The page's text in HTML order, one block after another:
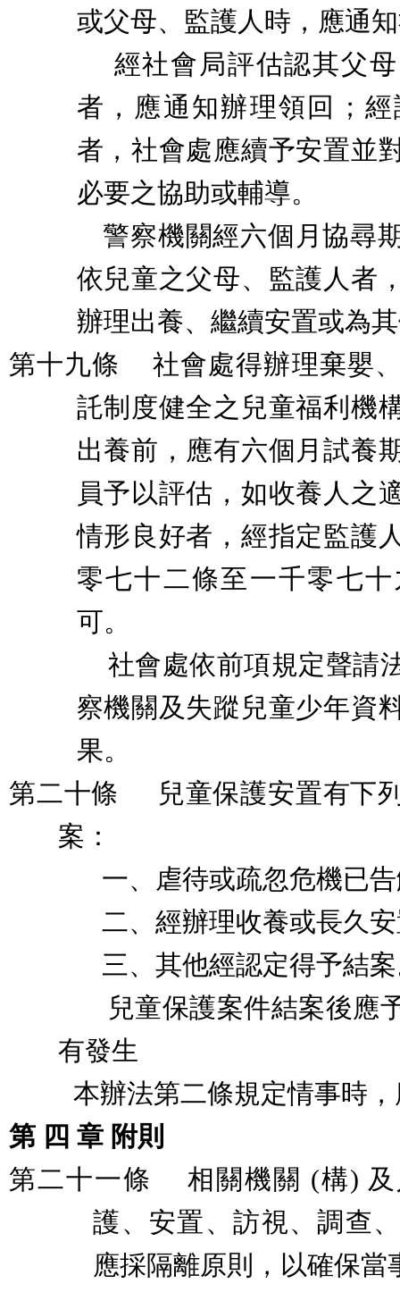
或父母、監護人時，應通
經社會局評估認其父
者，應通知辦理領回；
者，社會處應續予安置並
必要之協助或輔導。
警察機關經六個月協尋
依兒童之父母、監護人者
辦理出養、繼續安置或為
第十九條
社會處得辦理棄嬰
託制度健全之兒童福利機
出養前，應有六個月試養
員予以評估，如收養人之
情形良好者，經指定監護
零七十二條至一千零七
可。
社會處依前項規定聲請
察機關及失蹤兒童少年資
果。
第二十條
兒童保護安置有下
案：
一、虐待或疏忽危機已
二、經辦理收養或長久
三、其他經認定得予結
兒童保護案件結案後應
有發生
本辦法第二條規定情事時
第 四 章 附則
第二十一條
相關機關 (構)
護、安置、訪視、調查
應採隔離原則，以確保當